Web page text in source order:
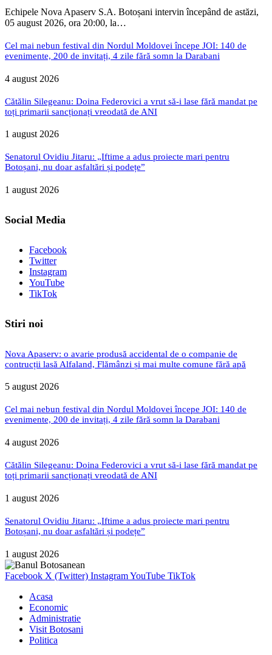
Echipele Nova Apaserv S.A. Botoșani intervin începând de astăzi,
05 august 2026, ora 20:00, la…
Cel mai nebun festival din Nordul Moldovei începe JOI: 140 de
evenimente, 200 de invitați, 4 zile fără somn la Darabani
4 august 2026
Cătălin Silegeanu: Doina Federovici a vrut să-i lase fără mandat pe
toți primarii sancționați vreodată de ANI
1 august 2026
Senatorul Ovidiu Jitaru: „Iftime a adus proiecte mari pentru
Botoșani, nu doar asfaltări și podețe”
1 august 2026
Social Media
Facebook
Twitter
Instagram
YouTube
TikTok
Stiri noi
Nova Apaserv: o avarie produsă accidental de o companie de
contrucții lasă Alfaland, Flămânzi și mai multe comune fără apă
5 august 2026
Cel mai nebun festival din Nordul Moldovei începe JOI: 140 de
evenimente, 200 de invitați, 4 zile fără somn la Darabani
4 august 2026
Cătălin Silegeanu: Doina Federovici a vrut să-i lase fără mandat pe
toți primarii sancționați vreodată de ANI
1 august 2026
Senatorul Ovidiu Jitaru: „Iftime a adus proiecte mari pentru
Botoșani, nu doar asfaltări și podețe”
1 august 2026
Facebook X (Twitter) InstagramYouTube TikTok
Acasa
Economic
Administratie
Visit Botosani
Politica